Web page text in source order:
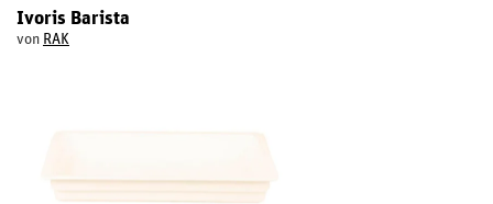
Ivoris Barista
von RAK